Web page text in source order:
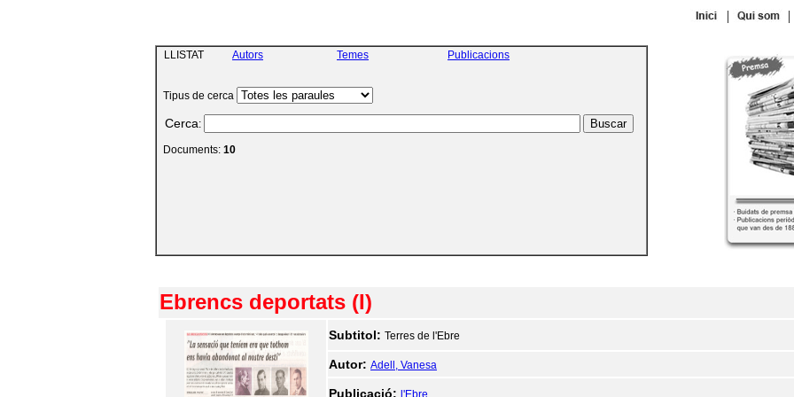
| |
LLISTAT Autors Temes Publicacions
Tipus de cerca
Cerca:
Documents: 10
Ebrencs deportats (I)
Subtitol: Terres de l'Ebre
Autor: Adell, Vanesa
Publicació: l'Ebre